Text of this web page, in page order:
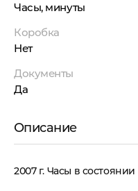
Часы, минуты
Коробка
Нет
Документы
Да
Описание
2007 г. Часы в